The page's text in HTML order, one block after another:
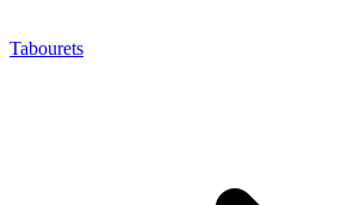
Tabourets